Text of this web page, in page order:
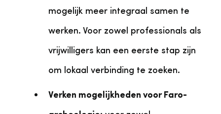
mogelijk meer integraal samen te
werken. Voor zowel professionals als
vrijwilligers kan een eerste stap zijn
om lokaal verbinding te zoeken.
Verken mogelijkheden voor Faro-